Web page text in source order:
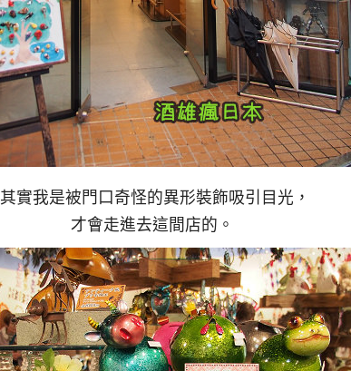
其實我是被門口奇怪的異形裝飾吸引目光，
才會走進去這間店的。